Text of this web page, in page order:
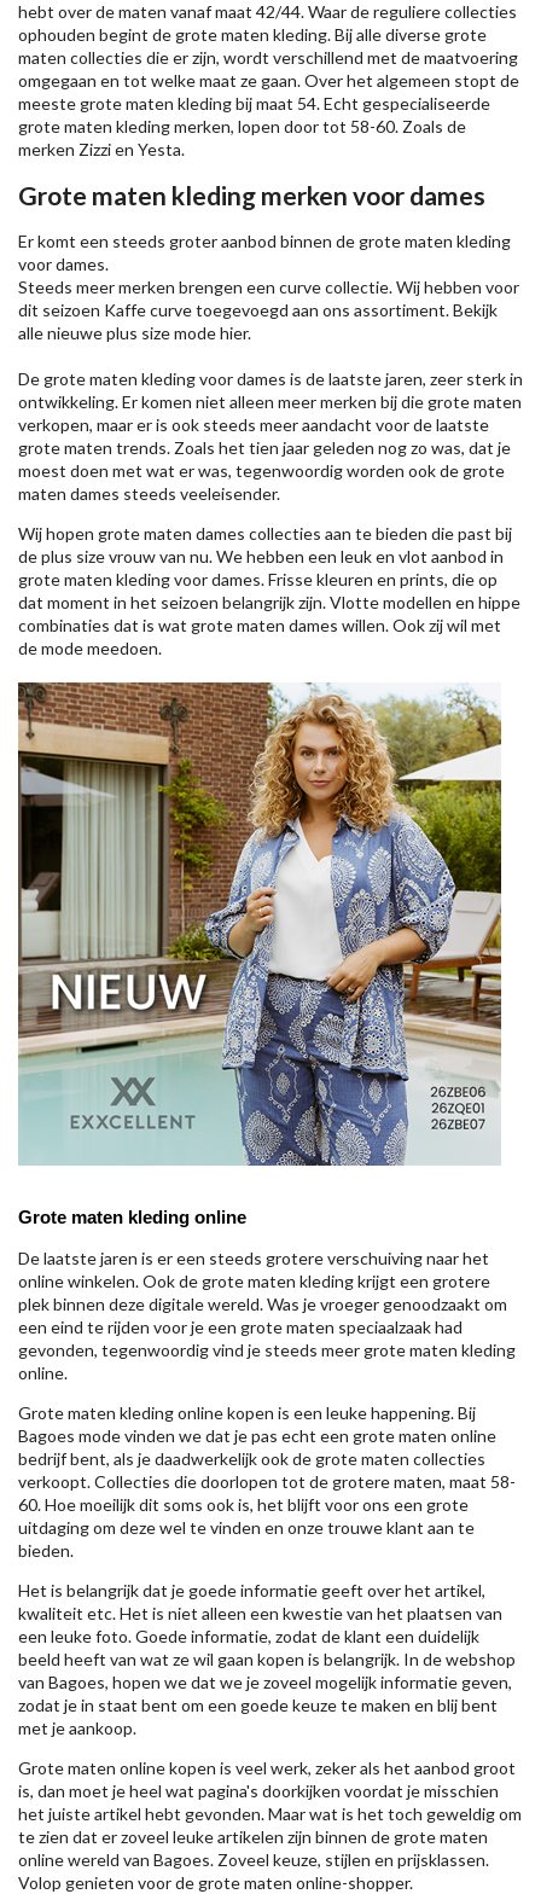
hebt over de maten vanaf maat 42/44. Waar de reguliere collecties
ophouden begint de grote maten kleding. Bij alle diverse grote
maten collecties die er zijn, wordt verschillend met de maatvoering
omgegaan en tot welke maat ze gaan. Over het algemeen stopt de
meeste grote maten kleding bij maat 54. Echt gespecialiseerde
grote maten kleding merken, lopen door tot 58-60. Zoals de
merken Zizzien Yesta.
Grote maten kleding merken voor dames
Er komt een steeds groter aanbod binnen de grote maten kleding
voor dames.
Steeds meer merken brengen een curve collectie. Wij hebben voor
dit seizoen Kaffecurve toegevoegd aan ons assortiment. Bekijk
alle nieuweplus size modehier.
De grote maten kleding voor dames is de laatste jaren, zeer sterk in
ontwikkeling. Er komen niet alleen meer merken bij die grote maten
verkopen, maar er is ook steeds meer aandacht voor de laatste
grote maten trends. Zoals het tien jaar geleden nog zo was, dat je
moest doen met wat er was, tegenwoordig worden ook de grote
maten dames steeds veeleisender.
Wij hopen grote maten dames collecties aan te bieden die past bij
de plus size vrouw van nu. We hebben een leuk en vlot aanbod in
grote maten kleding voor dames. Frisse kleuren en prints, die op
dat moment in het seizoen belangrijk zijn. Vlotte modellen en hippe
combinaties dat is wat grote maten dames willen. Ook zij wil met
de mode meedoen.
Grote maten kleding online
De laatste jaren is er een steeds grotere verschuiving naar het
online winkelen. Ook de grote maten kleding krijgt een grotere
plek binnen deze digitale wereld. Was je vroeger genoodzaakt om
een eind te rijden voor je een grote maten speciaalzaak had
gevonden, tegenwoordig vind je steeds meer grote maten kleding
online.
Grote maten kleding online kopen is een leuke happening. Bij
Bagoes mode vinden we dat je pas echt een grote maten online
bedrijf bent, als je daadwerkelijk ook de grote maten collecties
verkoopt. Collecties die doorlopen tot de grotere maten, maat 58-
60. Hoe moeilijk dit soms ook is, het blijft voor ons een grote
uitdaging om deze wel te vinden en onze trouwe klant aan te
bieden.
Het is belangrijk dat je goede informatie geeft over het artikel,
kwaliteit etc. Het is niet alleen een kwestie van het plaatsen van
een leuke foto. Goede informatie, zodat de klant een duidelijk
beeld heeft van wat ze wil gaan kopen is belangrijk. In de webshop
van Bagoes, hopen we dat we je zoveel mogelijk informatie geven,
zodat je in staat bent om een goede keuze te maken en blij bent
met je aankoop.
Grote maten online kopen is veel werk, zeker als het aanbod groot
is, dan moet je heel wat pagina's doorkijken voordat je misschien
het juiste artikel hebt gevonden. Maar wat is het toch geweldig om
te zien dat er zoveel leuke artikelen zijn binnen de grote maten
online wereld van Bagoes. Zoveel keuze, stijlen en prijsklassen.
Volop genieten voor de grote maten online-shopper.